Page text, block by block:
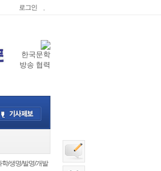
로그인
한국문학
방송 협력
학/생명/발명/개발